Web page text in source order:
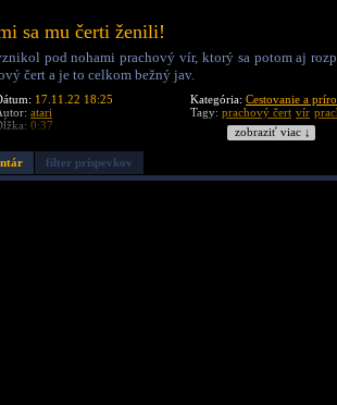
sa mu čerti ženili!
pod nohami prachový vír, ktorý sa potom aj
čert a je to celkom bežný jav.
17.11.22 18:25
atari
0:37
Kategória: Cestovanie a
Tagy: prachový čert vír
zobraziť viac ↓
filter príspevkov